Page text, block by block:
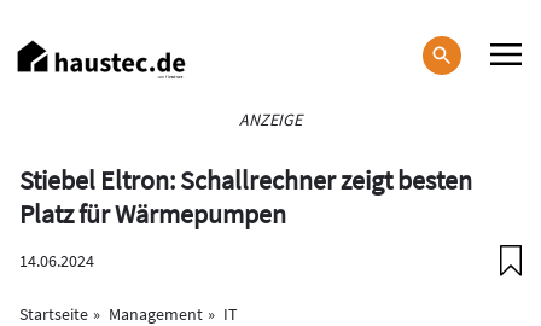
zum
Inhalt
ANZEIGE
Stiebel Eltron: Schallrechner zeigt besten
Platz für Wärmepumpen
14.06.2024
Startseite Management IT